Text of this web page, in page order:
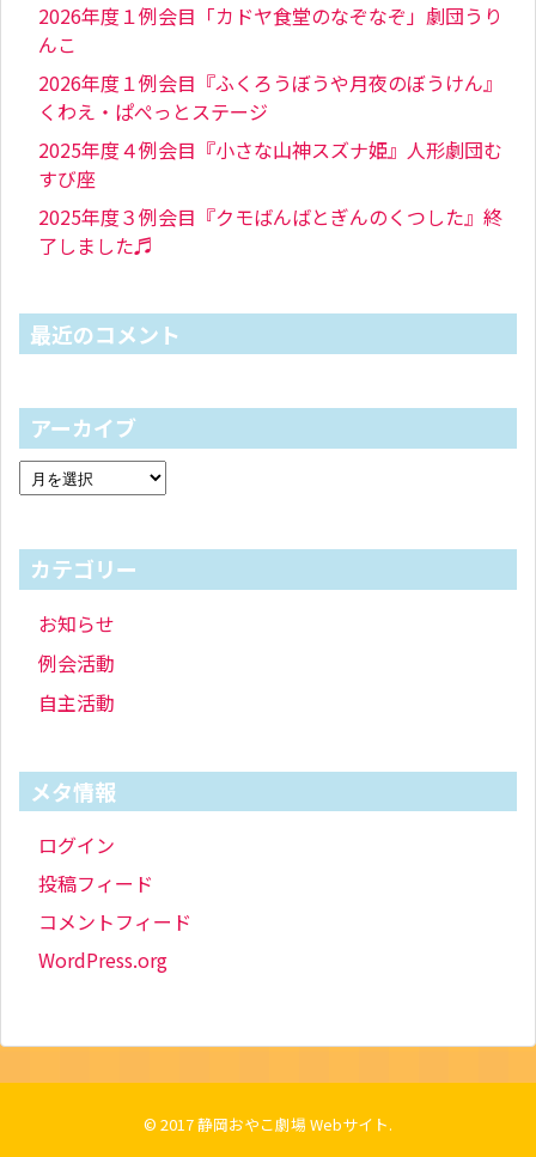
2026年度１例会目「カドヤ食堂のなぞなぞ」劇団うり
んこ
2026年度１例会目『ふくろうぼうや月夜のぼうけん』
くわえ・ぱぺっとステージ
2025年度４例会目『小さな山神スズナ姫』人形劇団む
すび座
2025年度３例会目『クモばんばとぎんのくつした』終
了しました♬
最近のコメント
アーカイブ
カテゴリー
お知らせ
例会活動
自主活動
メタ情報
ログイン
投稿フィード
コメントフィード
WordPress.org
© 2017静岡おやこ劇場 Webサイト.